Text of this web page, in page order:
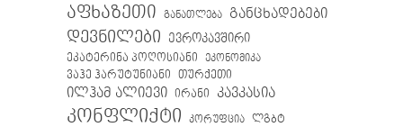
აფხაზეთი განათლება განცხადებები
დევნილები
ევროკავშირი
ეკატერინა პოღოსიანი
ეკონომიკა
ვაჰე ჰარუტუნიანი თურქეთი
ილჰამ ალიევი ირანი კავკასია
კონფლიქტი კორუფცია ლგბტ